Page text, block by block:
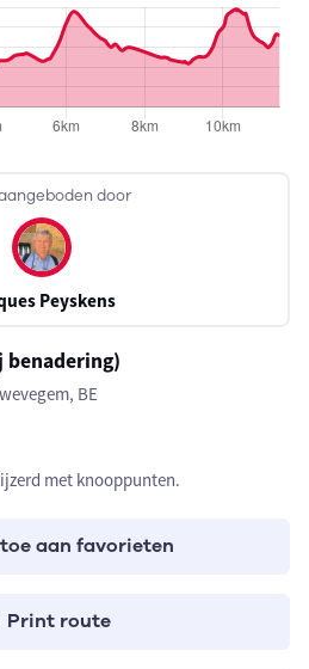
door
Peyskens
BE
met knooppunten.
aan favorieten
Print route